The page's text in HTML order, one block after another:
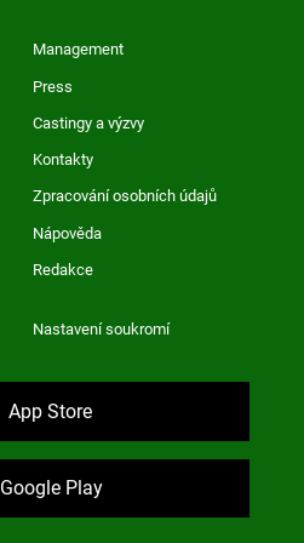
Management
Press
Castingy a výzvy
Kontakty
Zpracování osobních údajů
Nápověda
Redakce
Nastavení soukromí
App Store
Google Play